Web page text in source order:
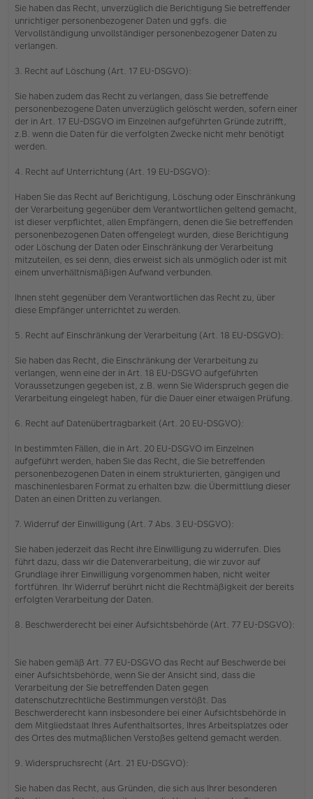
Sie haben das Recht, unverzüglich die Berichtigung Sie betreffender
unrichtiger personenbezogener Daten und ggfs. die
Vervollständigung unvollständiger personenbezogener Daten zu
verlangen.
3. Recht auf Löschung (Art. 17 EU-DSGVO):
Sie haben zudem das Recht zu verlangen, dass Sie betreffende
personenbezogene Daten unverzüglich gelöscht werden, sofern einer
der in Art. 17 EU-DSGVO im Einzelnen aufgeführten Gründe zutrifft,
z.B. wenn die Daten für die verfolgten Zwecke nicht mehr benötigt
werden.
4. Recht auf Unterrichtung (Art. 19 EU-DSGVO):
Haben Sie das Recht auf Berichtigung, Löschung oder Einschränkung
der Verarbeitung gegenüber dem Verantwortlichen geltend gemacht,
ist dieser verpflichtet, allen Empfängern, denen die Sie betreffenden
personenbezogenen Daten offengelegt wurden, diese Berichtigung
oder Löschung der Daten oder Einschränkung der Verarbeitung
mitzuteilen, es sei denn, dies erweist sich als unmöglich oder ist mit
einem unverhältnismäßigen Aufwand verbunden.
Ihnen steht gegenüber dem Verantwortlichen das Recht zu, über
diese Empfänger unterrichtet zu werden.
5. Recht auf Einschränkung der Verarbeitung (Art. 18 EU-DSGVO):
Sie haben das Recht, die Einschränkung der Verarbeitung zu
verlangen, wenn eine der in Art. 18 EU-DSGVO aufgeführten
Voraussetzungen gegeben ist, z.B. wenn Sie Widerspruch gegen die
Verarbeitung eingelegt haben, für die Dauer einer etwaigen Prüfung.
6. Recht auf Datenübertragbarkeit (Art. 20 EU-DSGVO):
In bestimmten Fällen, die in Art. 20 EU-DSGVO im Einzelnen
aufgeführt werden, haben Sie das Recht, die Sie betreffenden
personenbezogenen Daten in einem strukturierten, gängigen und
maschinenlesbaren Format zu erhalten bzw. die Übermittlung dieser
Daten an einen Dritten zu verlangen.
7. Widerruf der Einwilligung (Art. 7 Abs. 3 EU-DSGVO):
Sie haben jederzeit das Recht ihre Einwilligung zu widerrufen. Dies
führt dazu, dass wir die Datenverarbeitung, die wir zuvor auf
Grundlage ihrer Einwilligung vorgenommen haben, nicht weiter
fortführen. Ihr Widerruf berührt nicht die Rechtmäßigkeit der bereits
erfolgten Verarbeitung der Daten.
8. Beschwerderecht bei einer Aufsichtsbehörde (Art. 77 EU-DSGVO):
Sie haben gemäß Art. 77 EU-DSGVO das Recht auf Beschwerde bei
einer Aufsichtsbehörde, wenn Sie der Ansicht sind, dass die
Verarbeitung der Sie betreffenden Daten gegen
datenschutzrechtliche Bestimmungen verstößt. Das
Beschwerderecht kann insbesondere bei einer Aufsichtsbehörde in
dem Mitgliedstaat Ihres Aufenthaltsortes, Ihres Arbeitsplatzes oder
des Ortes des mutmaßlichen Verstoßes geltend gemacht werden.
9. Widerspruchsrecht (Art. 21 EU-DSGVO):
Sie haben das Recht, aus Gründen, die sich aus Ihrer besonderen